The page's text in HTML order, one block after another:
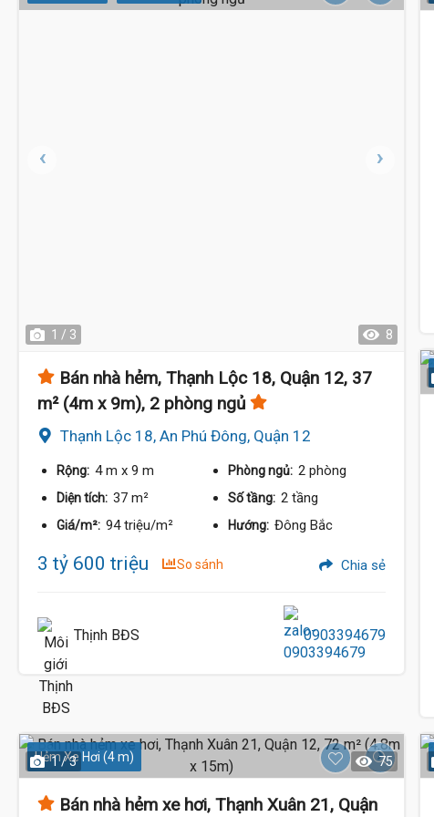
1 / 3 8
Bán nhà hẻm, Thạnh Lộc 18, Quận 12, 37
m² (4m x 9m), 2 phòng ngủ
Thạnh Lộc 18, An Phú Đông, Quận 12
Rộng: 4 m x 9 m Phòng ngủ: 2 phòng
Diện tích: 37 m² Số tầng: 2 tầng
Giá/m²: 94 triệu/m² Hướng: Đông Bắc
3 tỷ 600 triệu So sánh Chia sẻ
Thịnh BĐS 0903394679
Hẻm Xe Hơi (4 m)
1 / 3 75
Bán nhà hẻm xe hơi, Thạnh Xuân 21, Quận